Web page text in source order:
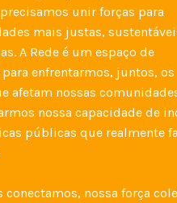
unir forças para
mais justas,
A Rede é um espaço de
enfrentarmos, juntos, os
afetam nossas
nossa capacidade de
públicas que realmente
conectamos, nossa força